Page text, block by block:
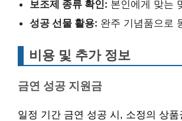
보조제 종류 확인: 본인에게 맞는
성공 선물 활용: 완주 기념품으로
비용 및 추가 정보
금연 성공 지원금
일정 기간 금연 성공 시, 소정의 상